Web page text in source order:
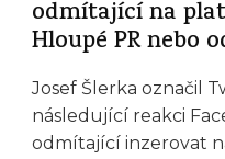
odmítající na
Hloupé PR nebo
Josef Šlerka označil
následující reakci
odmítající inzerovat